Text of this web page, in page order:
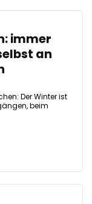
immer
an
Der Winter ist
beim